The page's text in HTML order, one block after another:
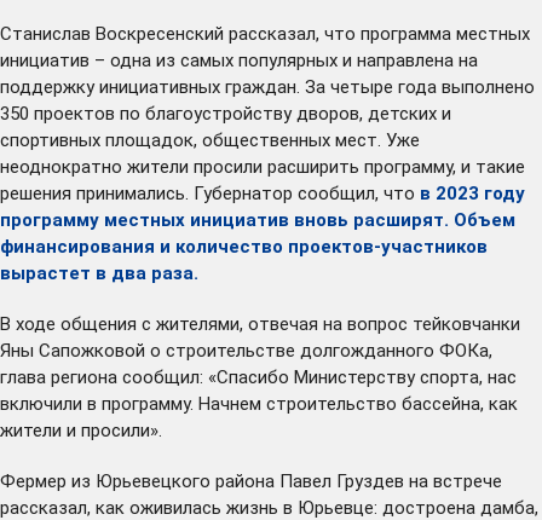
Станислав Воскресенский рассказал, что программа местных
инициатив – одна из самых популярных и направлена на
поддержку инициативных граждан. За четыре года выполнено
350 проектов по благоустройству дворов, детских и
спортивных площадок, общественных мест. Уже
неоднократно жители просили расширить программу, и такие
решения принимались. Губернатор сообщил, что в 2023 году
программу местных инициатив вновь расширят. Объем
финансирования и количество проектов-участников
вырастет в два раза.
В ходе общения с жителями, отвечая на вопрос тейковчанки
Яны Сапожковой о строительстве долгожданного ФОКа,
глава региона сообщил: «Спасибо Министерству спорта, нас
включили в программу. Начнем строительство бассейна, как
жители и просили».
Фермер из Юрьевецкого района Павел Груздев на встрече
рассказал, как оживилась жизнь в Юрьевце: достроена дамба,